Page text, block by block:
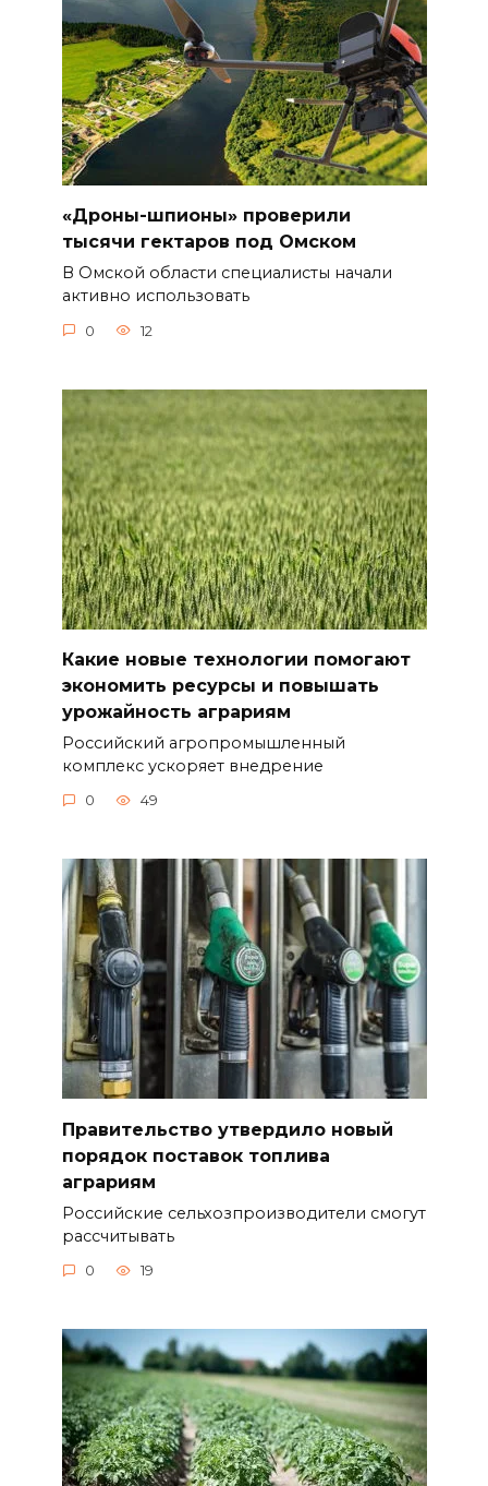
«Дроны-шпионы» проверили
тысячи гектаров под Омском
В Омской области специалисты начали
активно использовать
0 12
Какие новые технологии помогают
экономить ресурсы и повышать
урожайность аграриям
Российский агропромышленный
комплекс ускоряет внедрение
0 49
Правительство утвердило новый
порядок поставок топлива
аграриям
Российские сельхозпроизводители смогут
рассчитывать
0 19